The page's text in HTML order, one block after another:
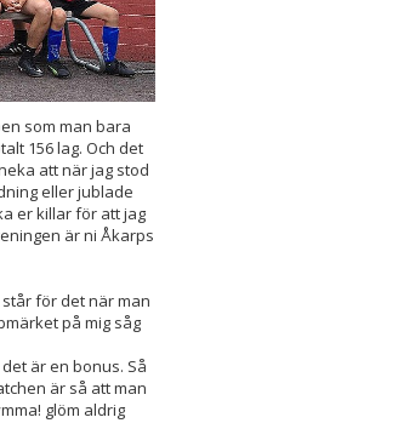
som man bara
156 lag. Och det
att när jag stod
eller jublade
er killar för att jag
är ni Åkarps
för det när man
på mig såg
är en bonus. Så
är så att man
glöm aldrig